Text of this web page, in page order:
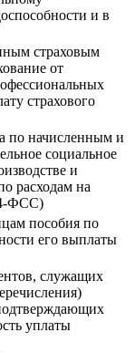
и в
страховым
от
страхового
по начисленным и
социальное
и
расходам на
4-ФСС)
пособия по
его выплаты
служащих
уплаты